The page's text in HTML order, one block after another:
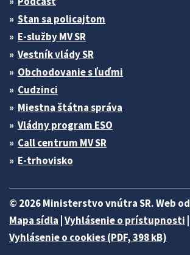
Stan sa policajtom
E-služby MV SR
Vestník vlády SR
Obchodovanie s ľuďmi
Cudzinci
Miestna štátna správa
Vládny program ESO
Call centrum MV SR
E-trhovisko
© 2026 Ministerstvo vnútra SR. Web od
Mapa sídla Vyhlásenie o prístupnosti
Vyhlásenie o cookies (PDF, 398 kB)